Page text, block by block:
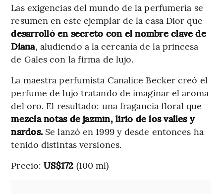
Las exigencias del mundo de la perfumería se
resumen en este ejemplar de la casa Dior que
desarrolló en secreto con el nombre clave de
Diana, aludiendo a la cercanía de la princesa
de Gales con la firma de lujo.
La maestra perfumista Canalice Becker creó el
perfume de lujo tratando de imaginar el aroma
del oro. El resultado: una fragancia floral que
mezcla notas de jazmín, lirio de los valles y
nardos. Se lanzó en 1999 y desde entonces ha
tenido distintas versiones.
Precio:US$172 (100 ml)